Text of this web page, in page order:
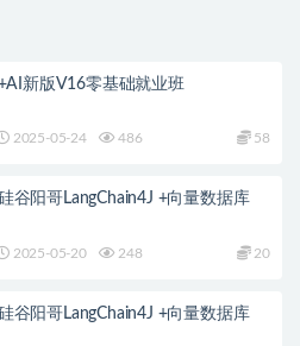
新版V16零基础就业班
2025-05-24 486 58
谷阳哥LangChain4J +向量数据库
2025-05-20 248 20
谷阳哥LangChain4J +向量数据库